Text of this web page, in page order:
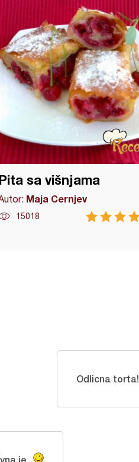
Pita sa višnjama
Maja Cernjev
15018
Odlicna torta!
je...